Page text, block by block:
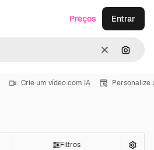
Limpar
Preços Entrar
Crie um vídeo com IA Personalize
Filtros